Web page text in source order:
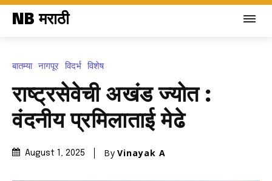
NB मराठी
बातम्या नागपूर विदर्भ विशेष
राष्ट्रसेवेची अखंड ज्योत :
वंदनीय प्रमिलाताई मेढे
August 1, 2025 By Vinayak A